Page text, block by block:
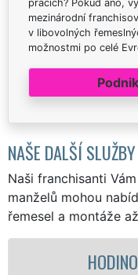
pracích? Pokud ano,
mezinárodní
v libovolných
možnostmi po celé
NAŠE DALŠÍ SLUŽBY
Naši franchisanti
manželů mohou
řemesel a montáže
MANŽEL